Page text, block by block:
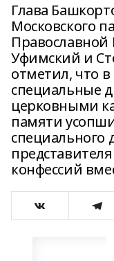
Глава
Московского
Уфимский и
отметил, что
специальные
церковными
памяти
специального
конфессий